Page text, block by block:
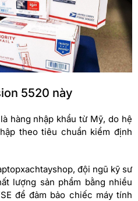
5520 này
hàng nhập khẩu từ Mỹ, do hệ
theo tiêu chuẩn kiểm định
đội ngũ kỹ sư
lượng sản phẩm bằng nhiều
để đảm bảo chiếc máy tính